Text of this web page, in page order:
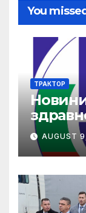
You missed
ТРАКТОР
(НЗОК)
AUGUST